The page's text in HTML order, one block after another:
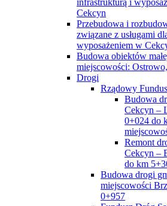
infrastrukturą i
Cekcyn
Przebudowa i
związane z usługami
wyposażeniem w
Budowa obiektów
miejscowości:
Drogi
Rządowy
Budowa
Cekcyn –
0+024 do
Remont
Cekcyn –
do km
Budowa drogi
miejscowości
0+957